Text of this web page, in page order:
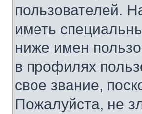
пользователей.
иметь
ниже имен
в профилях
свое звание,
Пожалуйста, не